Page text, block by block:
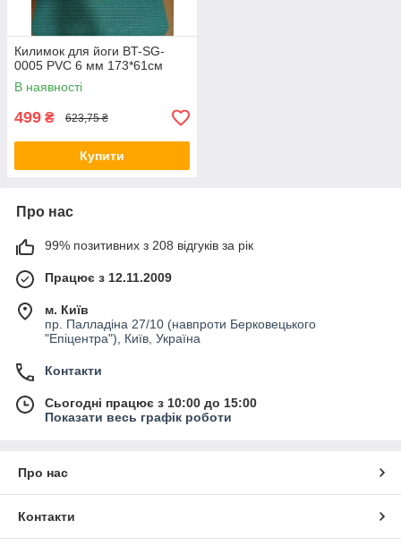
Килимок для йоги BT-SG-
0005 PVC 6 мм 173*61см
В наявності
499 ₴ 623,75 ₴
Купити
Про нас
99% позитивних з 208 відгуків за рік
Працює з 12.11.2009
м. Київ
пр. Палладіна 27/10 (навпроти Берковецького
"Епіцентра"), Київ, Україна
Контакти
Сьогодні працює з 10:00 до 15:00
Показати весь графік роботи
Про нас
Контакти